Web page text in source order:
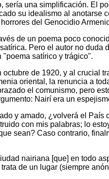
una simplificación. El
su idealismo al
del Genocidio
de un poema poco
Pero el autor no
satírico y trágico".
de 1920, y al crucial
oriental, la renuncia a
el comunismo, pero
Nairí era un
y amado, ¿volverá el
con mis palabras; lo
sean? Caso contrario,
nairiana [que] en todo
de un lugar (siempre